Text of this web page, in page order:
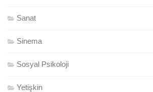
Sanat
Sinema
Sosyal Psikoloji
Yetişkin